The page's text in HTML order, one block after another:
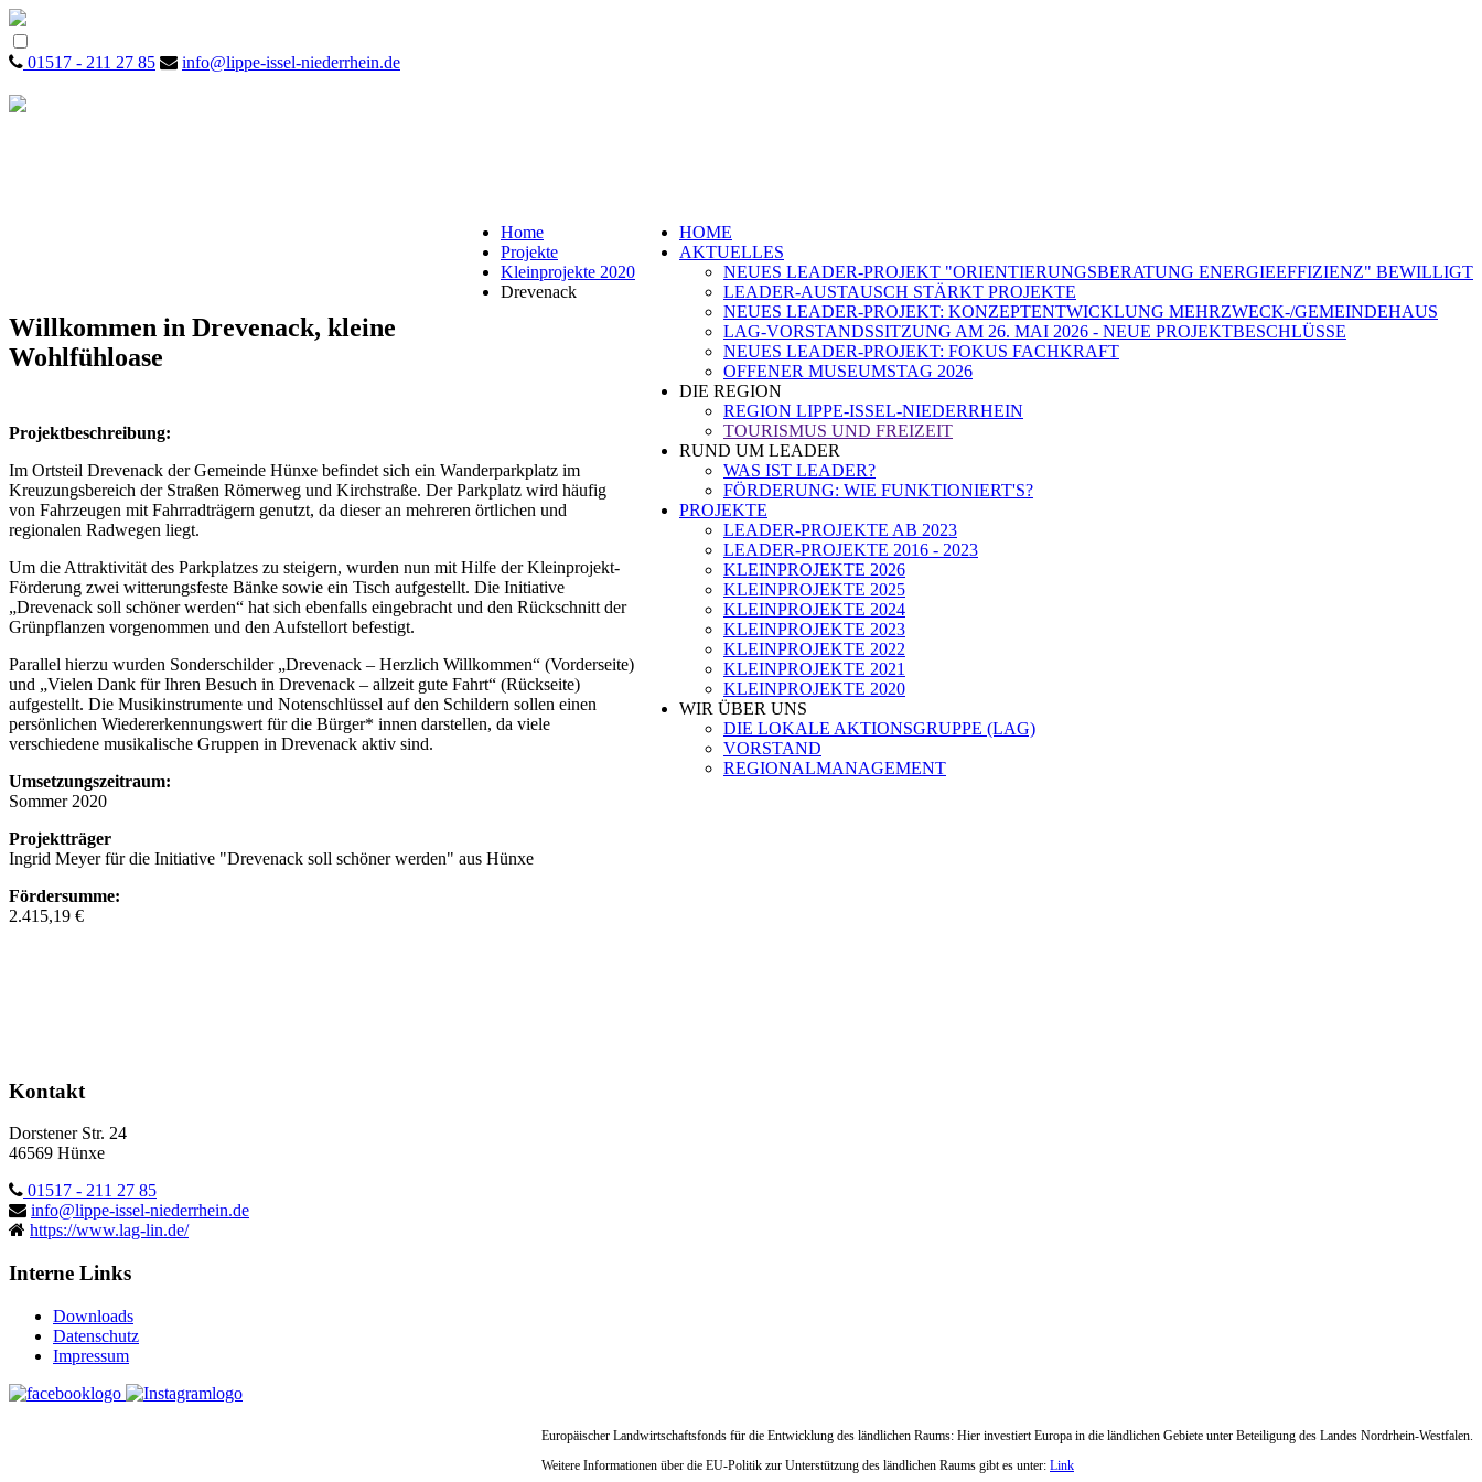
01517 - 211 27 85 info@lippe-issel-niederrhein.de
HOME
AKTUELLES
NEUES LEADER-PROJEKT "ORIENTIERUNGSBERATUNG ENERGIEEFFIZIENZ" BEWILLIGT
LEADER-AUSTAUSCH STÄRKT PROJEKTE
NEUES LEADER-PROJEKT: KONZEPTENTWICKLUNG MEHRZWECK-/GEMEINDEHAUS
LAG-VORSTANDSSITZUNG AM 26. MAI 2026 - NEUE PROJEKTBESCHLÜSSE
NEUES LEADER-PROJEKT: FOKUS FACHKRAFT
OFFENER MUSEUMSTAG 2026
DIE REGION
REGION LIPPE-ISSEL-NIEDERRHEIN
TOURISMUS UND FREIZEIT
RUND UM LEADER
WAS IST LEADER?
FÖRDERUNG: WIE FUNKTIONIERT'S?
PROJEKTE
LEADER-PROJEKTE AB 2023
LEADER-PROJEKTE 2016 - 2023
KLEINPROJEKTE 2026
KLEINPROJEKTE 2025
KLEINPROJEKTE 2024
KLEINPROJEKTE 2023
KLEINPROJEKTE 2022
KLEINPROJEKTE 2021
KLEINPROJEKTE 2020
WIR ÜBER UNS
DIE LOKALE AKTIONSGRUPPE (LAG)
VORSTAND
REGIONALMANAGEMENT
Home
Projekte
Kleinprojekte 2020
Drevenack
Willkommen in Drevenack, kleine
Wohlfühloase
Projektbeschreibung:
Im Ortsteil Drevenack der Gemeinde Hünxe befindet sich ein Wanderparkplatz im
Kreuzungsbereich der Straßen Römerweg und Kirchstraße. Der Parkplatz wird häufig
von Fahrzeugen mit Fahrradträgern genutzt, da dieser an mehreren örtlichen und
regionalen Radwegen liegt.
Um die Attraktivität des Parkplatzes zu steigern, wurden nun mit Hilfe der Kleinprojekt-
Förderung zwei witterungsfeste Bänke sowie ein Tisch aufgestellt. Die Initiative
„Drevenack soll schöner werden“ hat sich ebenfalls eingebracht und den Rückschnitt der
Grünpflanzen vorgenommen und den Aufstellort befestigt.
Parallel hierzu wurden Sonderschilder „Drevenack – Herzlich Willkommen“ (Vorderseite)
und „Vielen Dank für Ihren Besuch in Drevenack – allzeit gute Fahrt“ (Rückseite)
aufgestellt. Die Musikinstrumente und Notenschlüssel auf den Schildern sollen einen
persönlichen Wiedererkennungswert für die Bürger* innen darstellen, da viele
verschiedene musikalische Gruppen in Drevenack aktiv sind.
Umsetzungszeitraum:
Sommer 2020
Projektträger
Ingrid Meyer für die Initiative "Drevenack soll schöner werden" aus Hünxe
Fördersumme:
2.415,19 €
Kontakt
Dorstener Str. 24
46569 Hünxe
01517 - 211 27 85
info@lippe-issel-niederrhein.de
https://www.lag-lin.de/
Interne Links
Downloads
Datenschutz
Impressum
Europäischer Landwirtschaftsfonds für die Entwicklung des ländlichen Raums: Hier investiert Europa in die ländlichen Gebiete unter Beteiligung des Landes Nordrhein-Westfalen.
Weitere Informationen über die EU-Politik zur Unterstützung des ländlichen Raums gibt es unter: Link